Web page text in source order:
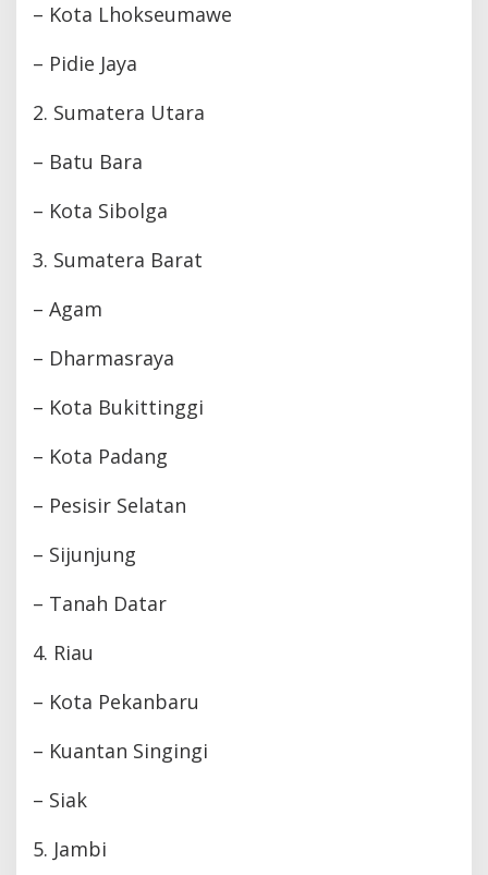
– Kota Lhokseumawe
– Pidie Jaya
2. Sumatera Utara
– Batu Bara
– Kota Sibolga
3. Sumatera Barat
– Agam
– Dharmasraya
– Kota Bukittinggi
– Kota Padang
– Pesisir Selatan
– Sijunjung
– Tanah Datar
4. Riau
– Kota Pekanbaru
– Kuantan Singingi
– Siak
5. Jambi